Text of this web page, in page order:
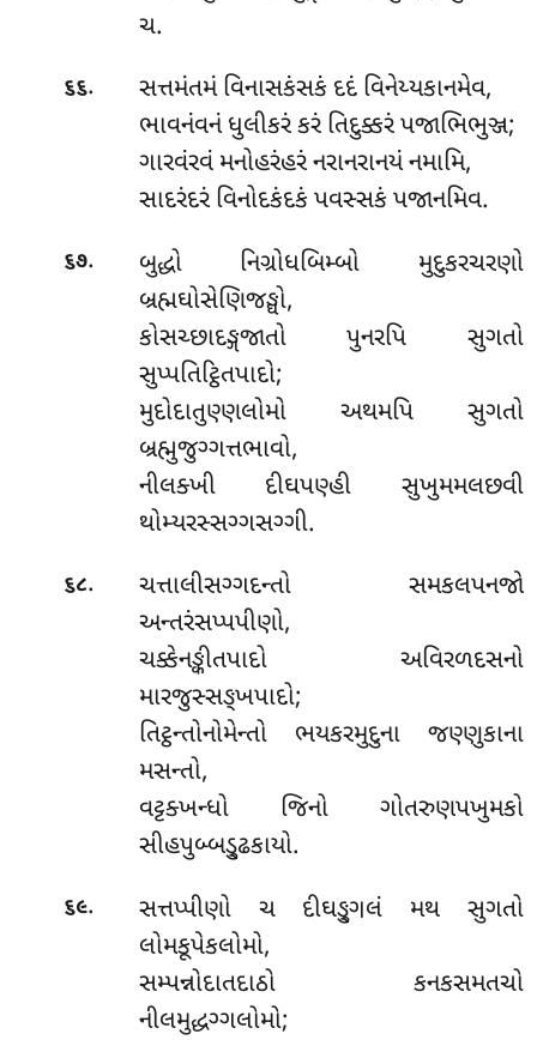
ચ.
૬૬.
સત્તમંતમં વિનાસકંસકં દદં વિનેય્યકાનમેવ,
ભાવનંવનં ધુલીકરં કરં તિદુક્કરં પજાભિભુઞ્જ;
ગારવંરવં મનોહરંહરં નરાનરાનયં નમામિ,
સાદરંદરં વિનોદકંદકં પવસ્સકં પજાનમિવ.
૬૭.
બુદ્ધો નિગ્રોધબિમ્બો મુદુકરચરણો
બ્રહ્મઘોસેણિજઙ્ઘો,
કોસચ્છાદઙ્ગજાતો પુનરપિ સુગતો
સુપ્પતિટ્ઠિતપાદો;
મુદોદાતુણ્ણલોમો અથમપિ સુગતો
બ્રહ્મુજુગ્ગત્તભાવો,
નીલક્ખી દીઘપણ્હી સુખુમમલછવી
થોમ્યરસ્સગ્ગસગ્ગી.
૬૮.
ચત્તાલીસગ્ગદન્તો સમકલપનજો
અન્તરંસપ્પપીણો,
ચક્કેનઙ્કીતપાદો અવિરળદસનો
મારજુસ્સઙ્ખપાદો;
તિટ્ઠન્તોનોમેન્તો ભયકરમુદુના જણ્ણુકાના
મસન્તો,
વટ્ટક્ખન્ધો જિનો ગોતરુણપખુમકો
સીહપુબ્બડ્ઢુકાયો.
૬૯.
સત્તપ્પીણો ચ દીઘઙ્ગુલં મથ સુગતો
લોમકૂપેકલોમો,
સમ્પન્નોદાતદાઠો કનકસમતચો
નીલમુદ્ધગ્ગલોમો;